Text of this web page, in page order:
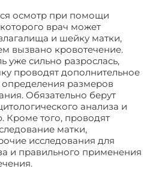
осмотр при помощи
врач может
и шейку матки,
вызвано кровотечение.
уже сильно разрослась,
проводят дополнительное
размеров
Обязательно берут
анализа и
Кроме того, проводят
матки,
исследования для
и правильного применения